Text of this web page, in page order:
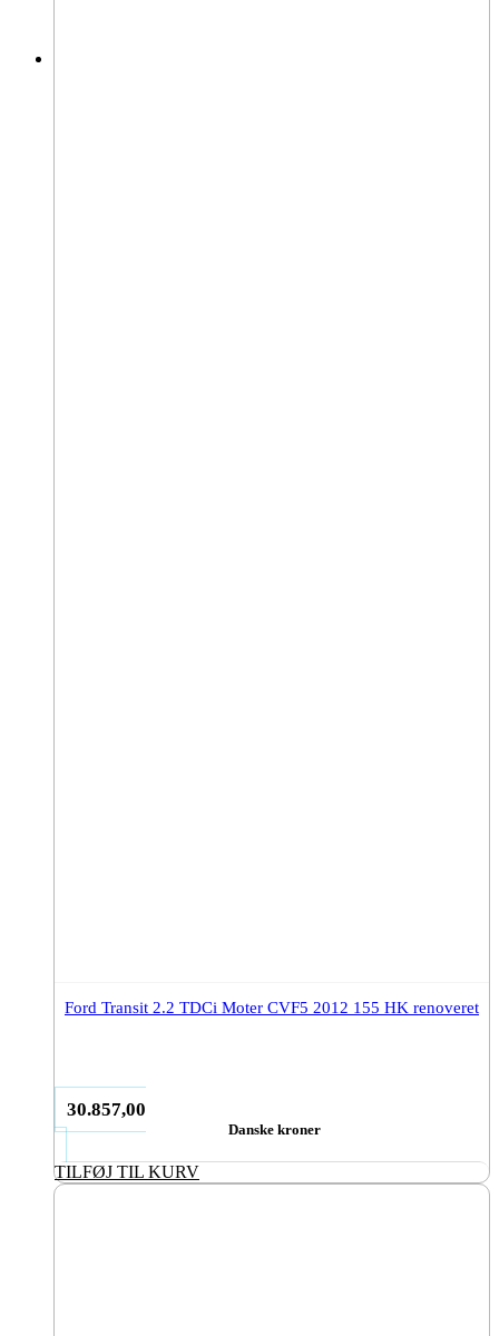
Ford Transit 2.2 TDCi Moter CVF5 2012 155 HK renoveret
30.857,00
Danske kroner
TILFØJ TIL KURV